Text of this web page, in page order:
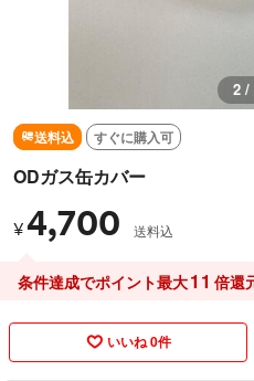
3 /
送料込 すぐに購入可
ODガス缶カバー
¥4,700 送料込
条件達成でポイント最大11 倍還
いいね 0件